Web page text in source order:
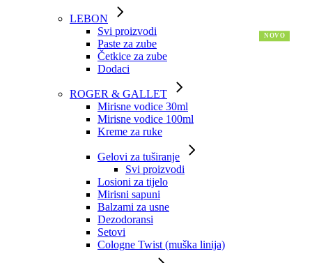
LEBON
Svi proizvodi
Paste za zube
Četkice za zube
Dodaci
ROGER & GALLET
Mirisne vodice 30ml
Mirisne vodice 100ml
Kreme za ruke
Gelovi za tuširanje
Svi proizvodi
Losioni za tijelo
Mirisni sapuni
Balzami za usne
Dezodoransi
Setovi
Cologne Twist (muška linija)